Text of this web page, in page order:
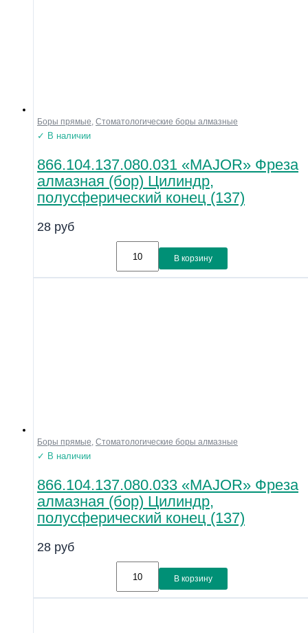
Боры прямые, Стоматологические боры алмазные
✓ В наличии
866.104.137.080.031 «MAJOR» Фреза
алмазная (бор) Цилиндр,
полусферический конец (137)
28 руб
В корзину
Боры прямые, Стоматологические боры алмазные
✓ В наличии
866.104.137.080.033 «MAJOR» Фреза
алмазная (бор) Цилиндр,
полусферический конец (137)
28 руб
В корзину